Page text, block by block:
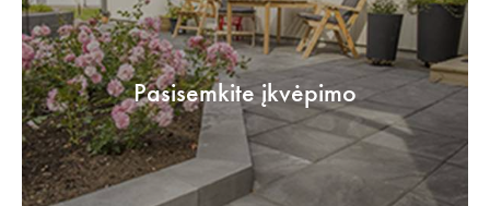
Pasisemkite įkvėpimo